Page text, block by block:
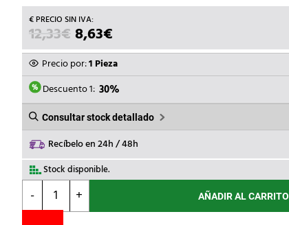
12,33€ EL
PRECIO
ORIGINAL
ERA:
12,33€.
8,63€EL
PRECIO
ACTUAL
ES:
8,63€.
Precio por:1 Pieza
Descuento 1: 30%
Consultar stock detallado
Recíbelo en 24h / 48h
Stock disponible.
-
NIESSEN
TOMA
+ AÑADIR AL CARRITO